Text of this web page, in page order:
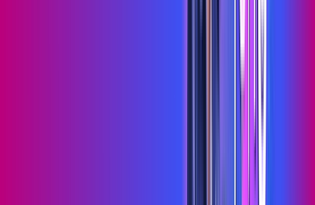
Wi-fi de alta performance para curtir e compartilhar à vontade